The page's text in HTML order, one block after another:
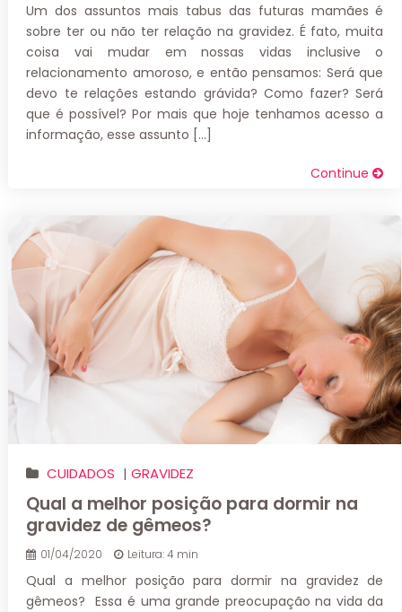
Um dos assuntos mais tabus das futuras mamães é
sobre ter ou não ter relação na gravidez. É fato, muita
coisa vai mudar em nossas vidas inclusive o
relacionamento amoroso, e então pensamos: Será que
devo te relações estando grávida? Como fazer? Será
que é possível? Por mais que hoje tenhamos acesso a
informação, esse assunto […]
Continue
CUIDADOS |GRAVIDEZ
Qual a melhor posição para dormir na
gravidez de gêmeos?
01/04/2020 Leitura: 4 min
Qual a melhor posição para dormir na gravidez de
gêmeos? Essa é uma grande preocupação na vida da